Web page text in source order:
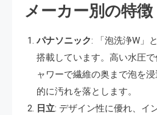
メーカー別の特徴
パナソニック: 「泡洗浄W」
搭載しています。高い水圧
ャワーで繊維の奥まで泡を
的に汚れを落とします。
日立: デザイン性に優れ、イ